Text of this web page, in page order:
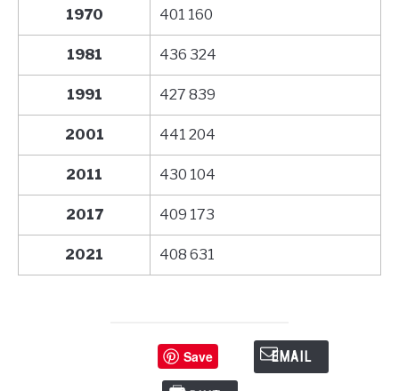
1970 401 160
1981 436 324
1991 427 839
2001 441 204
2011 430 104
2017 409 173
2021 408 631
Save EMAIL